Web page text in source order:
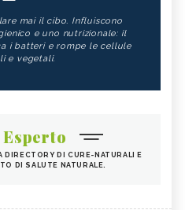
mai il cibo. Influiscono
e uno nutrizionale: il
i batteri e rompe le cellule
e vegetali.
DIRECTORY DI CURE-NATURALI E
DI SALUTE NATURALE.